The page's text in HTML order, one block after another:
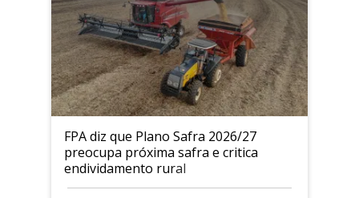
FPA diz que Plano Safra 2026/27
preocupa próxima safra e critica
endividamento rural